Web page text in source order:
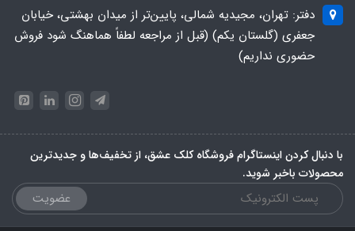
دفتر: تهران، مجیدیه شمالی، پایین‌تر از میدان بهشتی، خیابان
جعفری (گلستان یکم) (قبل از مراجعه لطفاً هماهنگ شود فروش
حضوری نداریم)
با دنبال کردن اینستاگرام فروشگاه کلک عشق، از تخفیف‌ها و جدیدترین‌
محصولات باخبر شوید.
عضویت